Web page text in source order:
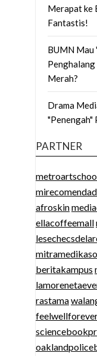
Merapat ke
Fantastis!
BUMN Mau
Merah?
Drama
"Penengah"
PARTNER
afroskin
ellacoffeemall
beritakampus
rastama